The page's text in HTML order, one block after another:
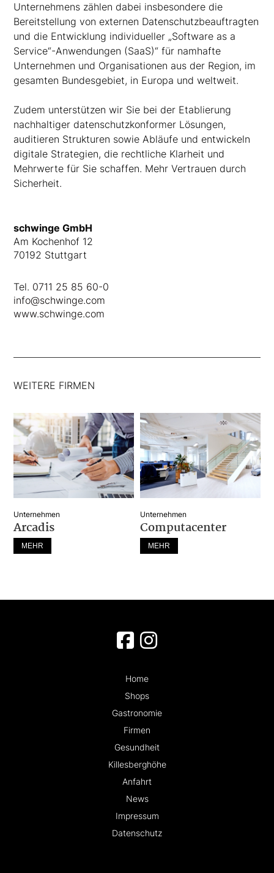
schwinge GmbH
Am Kochenhof 12
70192 Stuttgart
Tel. 0711 25 85 60-0
info@schwinge.com
www.schwinge.com
Unternehmens zählen dabei insbesondere die
Bereitstellung von externen Datenschutzbeauftragten
und die Entwicklung individueller „Software as a
Service“-Anwendungen (SaaS)“ für namhafte
Unternehmen und Organisationen aus der Region, im
gesamten Bundesgebiet, in Europa und weltweit.
Zudem unterstützen wir Sie bei der Etablierung
nachhaltiger datenschutzkonformer Lösungen,
auditieren Strukturen sowie Abläufe und entwickeln
digitale Strategien, die rechtliche Klarheit und
Mehrwerte für Sie schaffen. Mehr Vertrauen durch
Sicherheit.
WEITERE FIRMEN
Unternehmen
Arcadis
MEHR
Unternehmen
Computacenter
MEHR
Home
Shops
Gastronomie
Firmen
Gesundheit
Killesberghöhe
Anfahrt
News
Impressum
Datenschutz